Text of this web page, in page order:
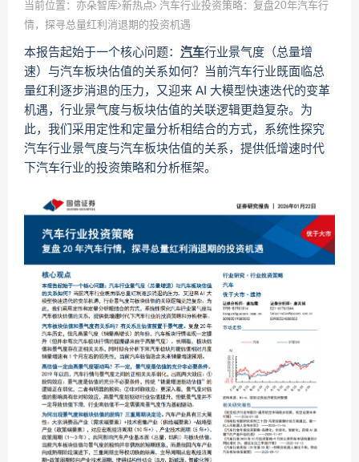
当前位置： 亦朵智库 新热点
汽车行业投资策略：复盘20年汽车行
情，探寻总量红利消退期的投资机遇
本报告起始于一个核心问题： 汽车行业景气度（总量增
速）与汽车板块估值的关系如何？当前汽车行业既面临总
量红利逐步消退的压力，又迎来 AI 大模型快速迭代的变革
机遇，行业景气度与板块估值的关联逻辑更趋复杂。为
此，我们采用定性和定量分析相结合的方式，系统性探究
汽车行业景气度与汽车板块估值的关系，提供低增速时代
下汽车行业的投资策略和分析框架。